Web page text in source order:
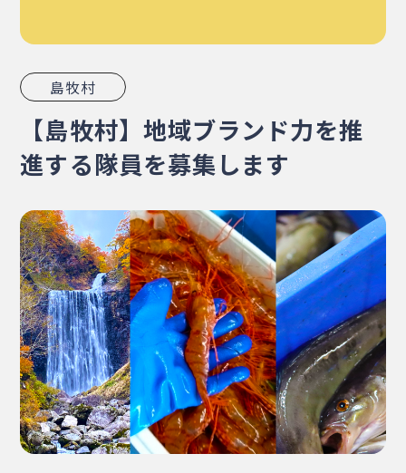
地域紹介
Q&A
・相談窓口・お問合せ
・リンク集
・サイトマップ
島牧村
【島牧村】地域ブランド力を推
進する隊員を募集します